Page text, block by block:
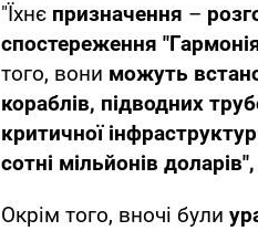
"Їхнє призначення –
спостереження
того, вони можуть
кораблів, підводних
критичної
сотні мільйонів доларів",
Окрім того, вночі були